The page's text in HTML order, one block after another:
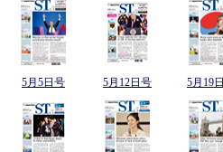
5月5日号 5月12日号 5月19